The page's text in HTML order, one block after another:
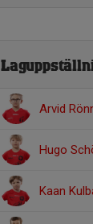
Arvid
Hugo
Kaan